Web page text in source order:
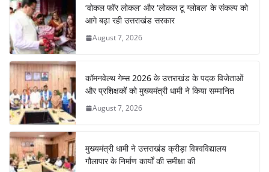
o
o
k
p
p
m n
‘वोकल फॉर लोकल’ और ‘लोकल टू ग्लोबल’ के संकल्प को
आगे बढ़ा रही उत्तराखंड सरकार
August 7, 2026
कॉमनवेल्थ गेम्स 2026 के उत्तराखंड के पदक विजेताओं
और प्रशिक्षकों को मुख्यमंत्री धामी ने किया सम्मानित
August 7, 2026
मुख्यमंत्री धामी ने उत्तराखंड क्रीड़ा विश्वविद्यालय
गौलापार के निर्माण कार्यों की समीक्षा की